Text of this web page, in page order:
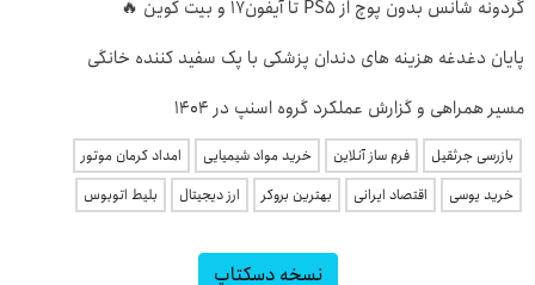
گردونه شانس بدون پوچ از PS5 تا آیفون17 و بیت کوین 🔥
پایان دغدغه هزینه های دندان پزشکی با پک سفید کننده خانگی
مسیر همراهی و گزارش عملکرد گروه اسنپ در ۱۴۰۴
بازرسی جرثقیل فرم ساز آنلاین خرید مواد شیمیایی
امداد کرمان موتور
خرید یوسی
اقتصاد ایرانی بهترین بروکر ارز دیجیتال بلیط اتوبوس
نسخه دسکتاپ